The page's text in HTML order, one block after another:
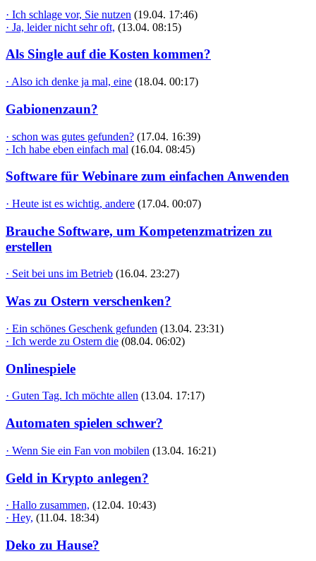
· Ich schlage vor, Sie nutzen (19.04. 17:46)
· Ja, leider nicht sehr oft, (13.04. 08:15)
Als Single auf die Kosten kommen?
· Also ich denke ja mal, eine (18.04. 00:17)
Gabionenzaun?
· schon was gutes gefunden? (17.04. 16:39)
· Ich habe eben einfach mal (16.04. 08:45)
Software für Webinare zum einfachen Anwenden
· Heute ist es wichtig, andere (17.04. 00:07)
Brauche Software, um Kompetenzmatrizen zu
erstellen
· Seit bei uns im Betrieb (16.04. 23:27)
Was zu Ostern verschenken?
· Ein schönes Geschenk gefunden (13.04. 23:31)
· Ich werde zu Ostern die (08.04. 06:02)
Onlinespiele
· Guten Tag. Ich möchte allen (13.04. 17:17)
Automaten spielen schwer?
· Wenn Sie ein Fan von mobilen (13.04. 16:21)
Geld in Krypto anlegen?
· Hallo zusammen, (12.04. 10:43)
· Hey, (11.04. 18:34)
Deko zu Hause?